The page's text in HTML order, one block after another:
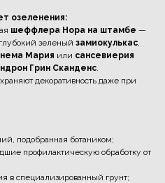
озеленения:
шеффлера Нора на штамбе —
зеленый замиокулькас,
Мария или сансевиерия
Грин Сканденс.
декоративность даже при
подобранная ботаником;
профилактическую обработку от
в специализированный грунт;